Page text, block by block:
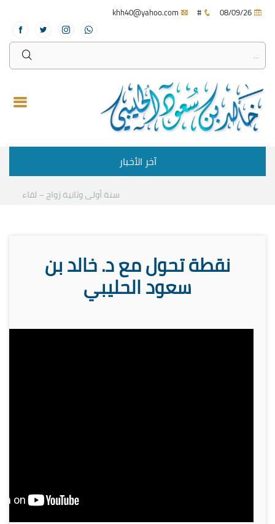
#
آخر الأخبار
سنة أولى وثانية زواج – لقاء مع
نقطة تحول مع د. خالد بن
سعود الحليبي